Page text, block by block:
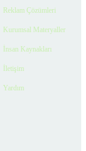
Reklam Çözümleri
Kurumsal Materyaller
İnsan Kaynakları
İletişim
Yardım